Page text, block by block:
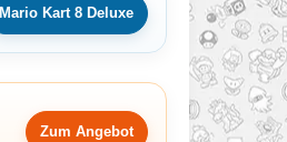
Mario Kart 8 Deluxe
Zum Angebot